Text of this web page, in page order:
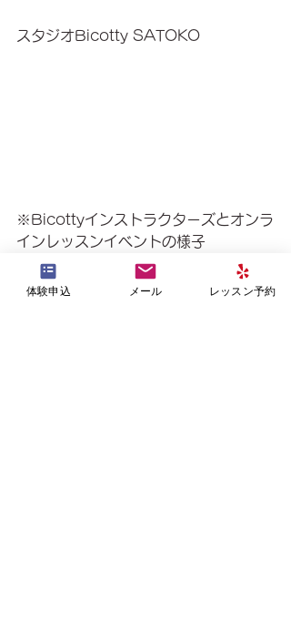
スタジオBicotty SATOKO
※Bicottyインストラクターズとオンラ
インレッスンイベントの様子
オンラインレッスンめちゃ楽しいです
よ💓
体験申込 メール レッスン予約